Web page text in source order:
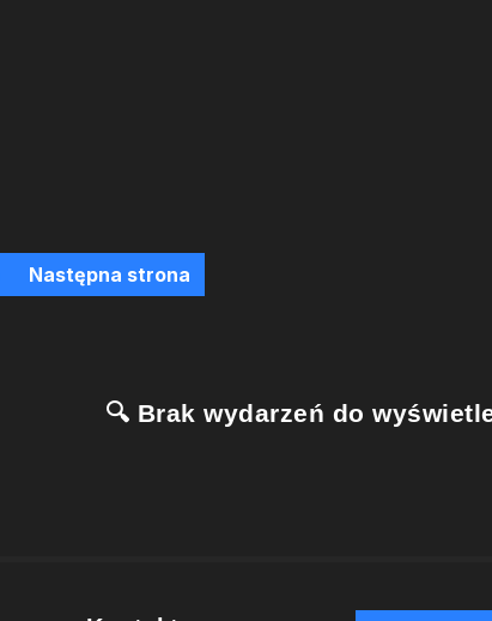
Następna strona
🔍 Brak wydarzeń do